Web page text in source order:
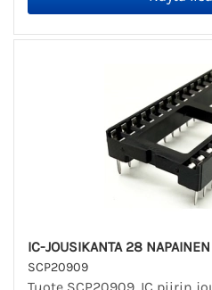
IC-JOUSIKANTA 28
SCP20909